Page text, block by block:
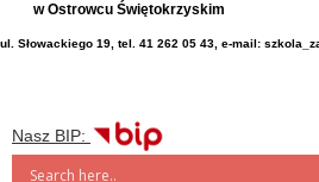
w Ostrowcu Świętokrzyskim
ul. Słowackiego 19, tel. 41 262 05 43, e-mail:
Nasz BIP: